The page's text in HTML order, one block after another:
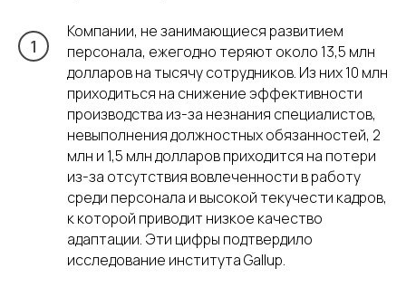
Компании, не занимающиеся развитием
персонала, ежегодно теряют около 13,5 млн
долларов на тысячу сотрудников. Из них 10 млн
приходиться на снижение эффективности
производства из-за незнания специалистов,
невыполнения должностных обязанностей, 2
млн и 1,5 млн долларов приходится на потери
из-за отсутствия вовлеченности в работу
среди персонала и высокой текучести кадров,
к которой приводит низкое качество
адаптации. Эти цифры подтвердило
исследование института Gallup.